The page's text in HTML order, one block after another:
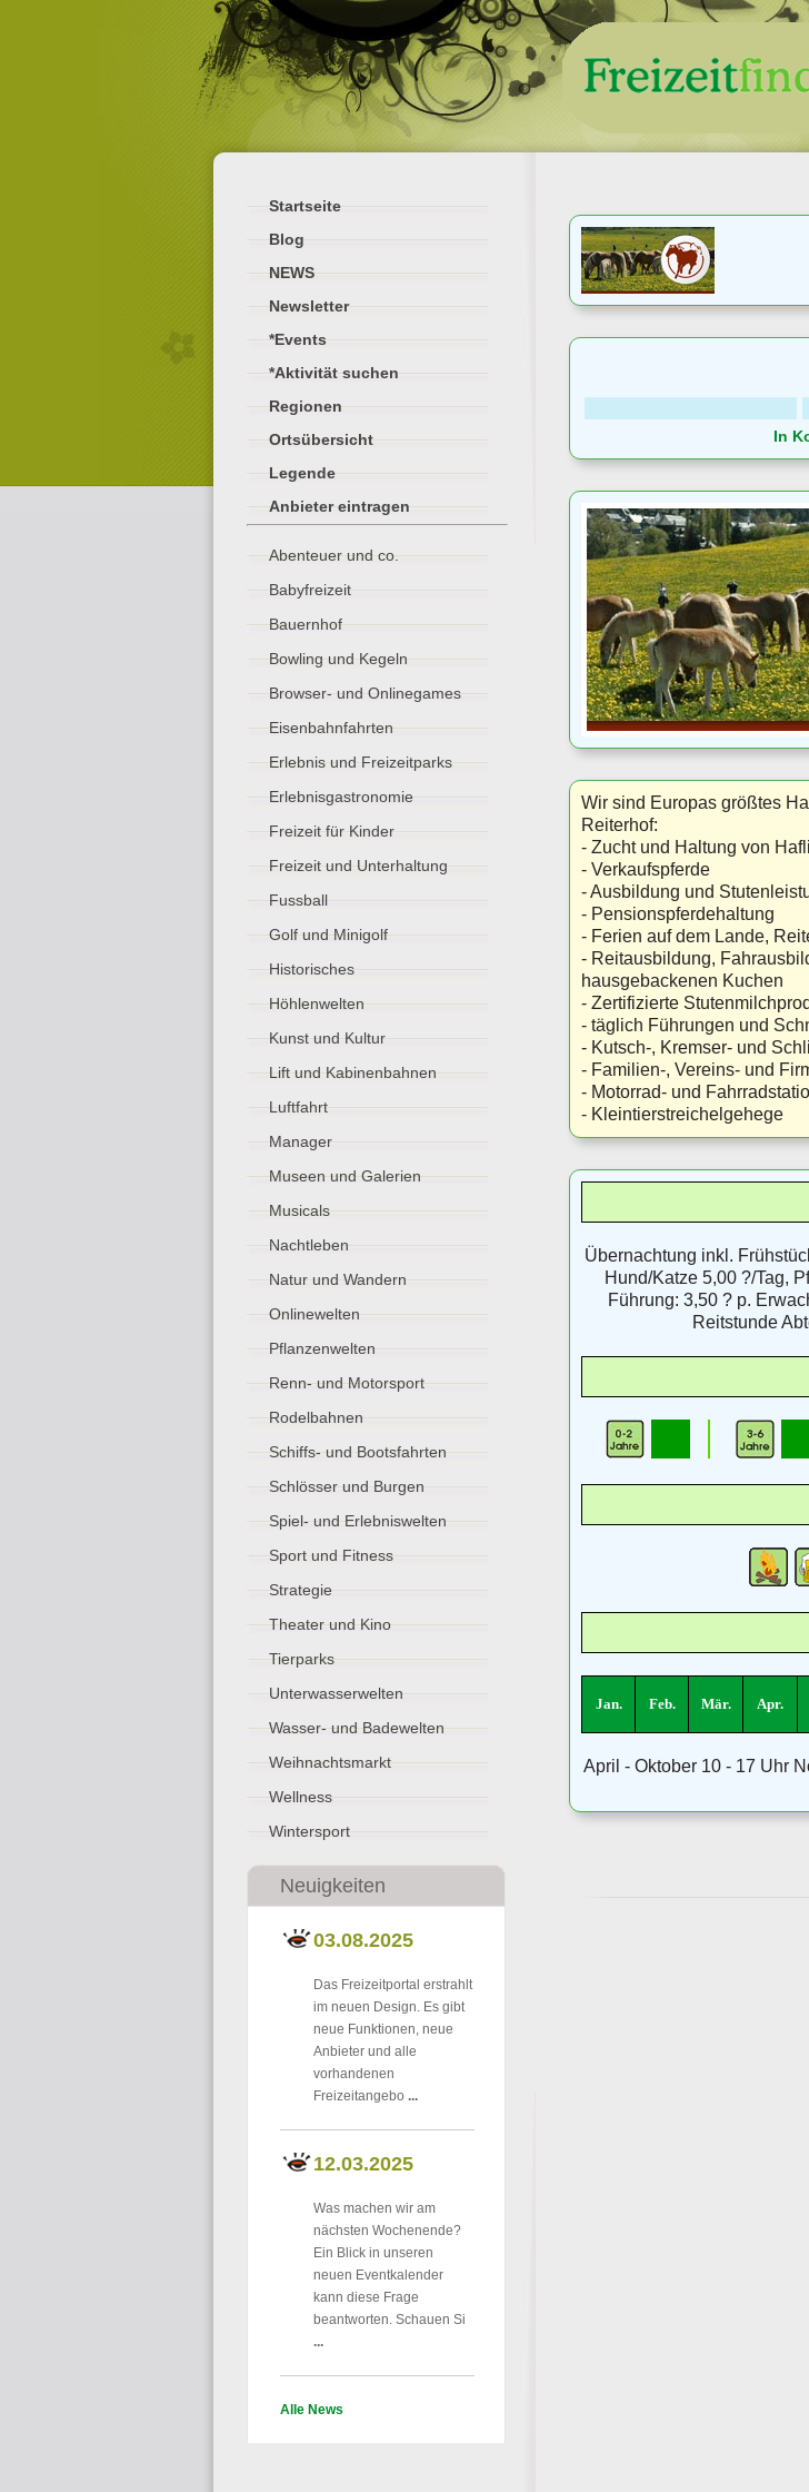
Startseite
Blog
NEWS
Newsletter
*Events
*Aktivität suchen
Regionen
Ortsübersicht
Legende
Anbieter eintragen
Abenteuer und co.
Babyfreizeit
Bauernhof
Bowling und Kegeln
Browser- und Onlinegames
Eisenbahnfahrten
Erlebnis und Freizeitparks
Erlebnisgastronomie
Freizeit für Kinder
Freizeit und Unterhaltung
Fussball
Golf und Minigolf
Historisches
Höhlenwelten
Kunst und Kultur
Lift und Kabinenbahnen
Luftfahrt
Manager
Museen und Galerien
Musicals
Nachtleben
Natur und Wandern
Onlinewelten
Pflanzenwelten
Renn- und Motorsport
Rodelbahnen
Schiffs- und Bootsfahrten
Schlösser und Burgen
Spiel- und Erlebniswelten
Sport und Fitness
Strategie
Theater und Kino
Tierparks
Unterwasserwelten
Wasser- und Badewelten
Weihnachtsmarkt
Wellness
Wintersport
Neuigkeiten
03.08.2025
Das Freizeitportal erstrahlt
im neuen Design. Es gibt
neue Funktionen, neue
Anbieter und alle
vorhandenen
Freizeitangebo ...
12.03.2025
Was machen wir am
nächsten Wochenende?
Ein Blick in unseren
neuen Eventkalender
kann diese Frage
beantworten. Schauen Si
...
Alle News
In
Wir sind Europas größtes
Reiterhof:
- Zucht und Haltung von
- Verkaufspferde
- Ausbildung und
- Pensionspferdehaltung
- Ferien auf dem Lande,
- Reitausbildung,
hausgebackenen Kuchen
- Zertifizierte
- täglich Führungen und
- Kutsch-, Kremser- und
- Familien-, Vereins- und
- Motorrad- und
- Kleintierstreichelgehege
Übernachtung inkl.
Hund/Katze 5,00 ?/Tag,
Führung: 3,50 ? p.
Reitstunde
Jan. Feb. Mär. Apr.
April - Oktober 10 - 17 Uhr